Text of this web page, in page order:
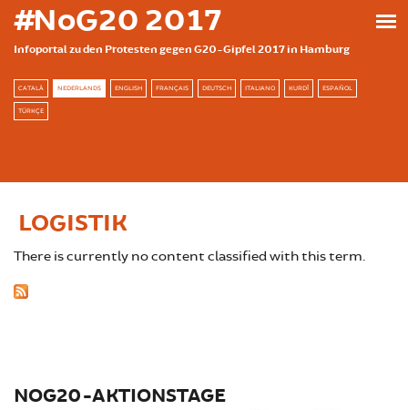
Skip to main content
#NoG20 2017
Infoportal zu den Protesten gegen G20-Gipfel 2017 in Hamburg
CATALÀ NEDERLANDS ENGLISH FRANÇAIS DEUTSCH ITALIANO KURDÎ ESPAÑOL
TÜRKÇE
LOGISTIK
There is currently no content classified with this term.
NOG20-AKTIONSTAGE